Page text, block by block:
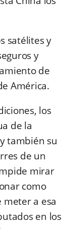
satélites y
y
de
América.
los
de la
también su
de un
mirar
como
a esa
en los